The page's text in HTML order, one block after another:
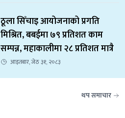
ठूला सिँचाइ आयोजनाको प्रगति
मिश्रित, बबईमा ७९ प्रतिशत काम
सम्पन्न, महाकालीमा २८ प्रतिशत मात्रै
आइतबार, जेठ ३१, २०८३
थप समाचार